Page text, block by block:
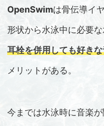
OpenSwimは骨伝導イ
形状から水泳中に必要
耳栓を併用しても好き
メリットがある。
今までは水泳時に音楽